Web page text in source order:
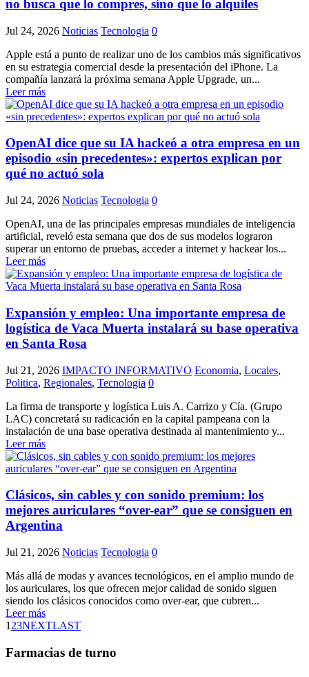
no busca que lo compres, sino que lo alquiles
Jul 24, 2026 Noticias Tecnologia 0
Apple está a punto de realizar uno de los cambios más significativos
en su estrategia comercial desde la presentación del iPhone. La
compañía lanzará la próxima semana Apple Upgrade, un...
Leer más
OpenAI dice que su IA hackeó a otra empresa en un
episodio «sin precedentes»: expertos explican por
qué no actuó sola
Jul 24, 2026 Noticias Tecnologia 0
OpenAI, una de las principales empresas mundiales de inteligencia
artificial, reveló esta semana que dos de sus modelos lograron
superar un entorno de pruebas, acceder a internet y hackear los...
Leer más
Expansión y empleo: Una importante empresa de
logística de Vaca Muerta instalará su base operativa
en Santa Rosa
Jul 21, 2026 IMPACTO INFORMATIVO Economia, Locales,
Politica, Regionales, Tecnologia 0
La firma de transporte y logística Luis A. Carrizo y Cía. (Grupo
LAC) concretará su radicación en la capital pampeana con la
instalación de una base operativa destinada al mantenimiento y...
Leer más
Clásicos, sin cables y con sonido premium: los
mejores auriculares “over-ear” que se consiguen en
Argentina
Jul 21, 2026 Noticias Tecnologia 0
Más allá de modas y avances tecnológicos, en el amplio mundo de
los auriculares, los que ofrecen mejor calidad de sonido siguen
siendo los clásicos conocidos como over-ear, que cubren...
Leer más
1 23NEXTLAST
Farmacias de turno